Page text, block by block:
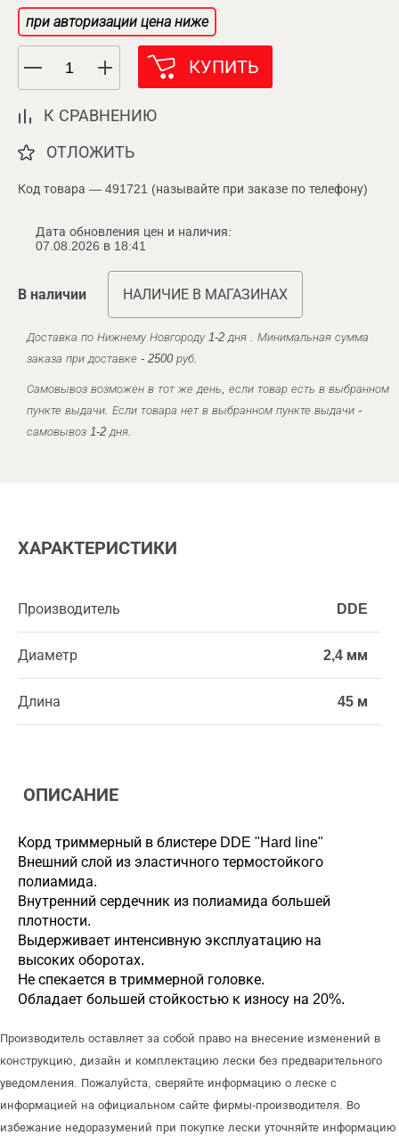
при авторизации цена ниже
КУПИТЬ
К СРАВНЕНИЮ
ОТЛОЖИТЬ
Код товара — 491721 (называйте при заказе по телефону)
Дата обновления цен и наличия:
07.08.2026 в 18:41
В наличии НАЛИЧИЕ В МАГАЗИНАХ
Доставка по Нижнему Новгороду 1-2 дня . Минимальная сумма
заказа при доставке - 2500 руб.
Самовывоз возможен в тот же день, если товар есть в выбранном
пункте выдачи. Если товара нет в выбранном пункте выдачи -
самовывоз 1-2 дня.
ХАРАКТЕРИСТИКИ
Производитель DDE
Диаметр 2,4 мм
Длина 45 м
ОПИСАНИЕ
Корд триммерный в блистере DDE "Hard line"
Внешний слой из эластичного термостойкого
полиамида.
Внутренний сердечник из полиамида большей
плотности.
Выдерживает интенсивную эксплуатацию на
высоких оборотах.
Не спекается в триммерной головке.
Обладает большей стойкостью к износу на 20%.
Производитель оставляет за собой право на внесение изменений в
конструкцию, дизайн и комплектацию лески без предварительного
уведомления. Пожалуйста, сверяйте информацию о леске с
информацией на официальном сайте фирмы-производителя. Во
избежание недоразумений при покупке лески уточняйте информацию